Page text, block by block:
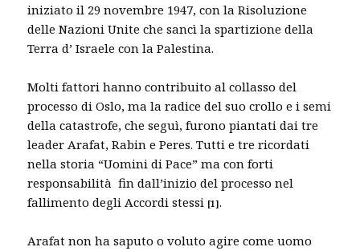
iniziato il 29 novembre 1947, con la Risoluzione
delle Nazioni Unite che sancì la spartizione della
Terra d’ Israele con la Palestina.
Molti fattori hanno contribuito al collasso del
processo di Oslo, ma la radice del suo crollo e i semi
della catastrofe, che seguì, furono piantati dai tre
leader Arafat, Rabin e Peres. Tutti e tre ricordati
nella storia “Uomini di Pace” ma con forti
responsabilità fin dall’inizio del processo nel
fallimento degli Accordi stessi [1].
Arafat non ha saputo o voluto agire come uomo